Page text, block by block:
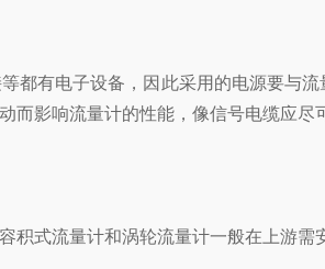
有电子设备，因此采用的电源要与
影响流量计的性能，像信号电缆应尽
式流量计和涡轮流量计一般在上游需